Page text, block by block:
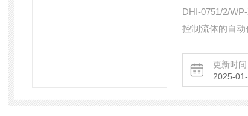
DHI-0751/2/
控制流体的自
控制，而控制
更新时间
2025-